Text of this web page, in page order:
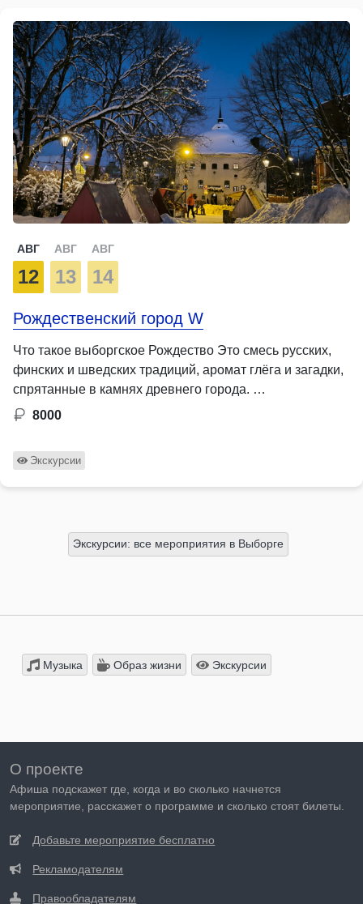
АВГ
12
АВГ
13
АВГ
14
Рождественский город W
Что такое выборгское Рождество Это смесь русских,
финских и шведских традиций, аромат глёга и загадки,
спрятанные в камнях древнего города. …
8000
Экскурсии
Экскурсии: все мероприятия в Выборге
Музыка Образ жизни Экскурсии
О проекте
Афиша подскажет где, когда и во сколько начнется
мероприятие, расскажет о программе и сколько стоят билеты.
Добавьте мероприятие бесплатно
Рекламодателям
Правообладателям